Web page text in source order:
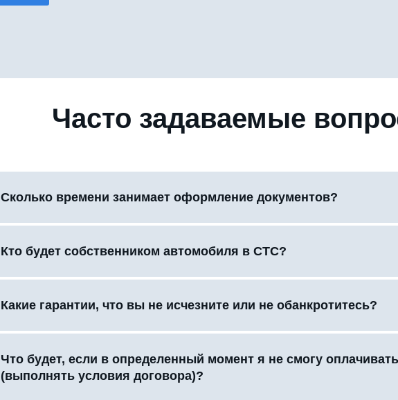
Часто задаваемые
Сколько времени занимает оформление документов?
Кто будет собственником автомобиля в СТС?
Какие гарантии, что вы не исчезните или не обанкротитесь?
Что будет, если в определенный момент я не смогу
(выполнять условия договора)?